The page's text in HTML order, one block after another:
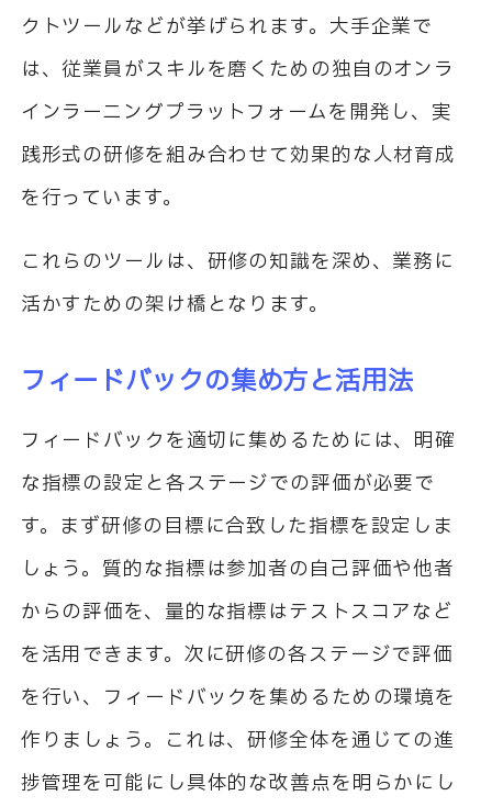
クトツールなどが挙げられます。大手企業で
は、従業員がスキルを磨くための独自のオンラ
インラーニングプラットフォームを開発し、実
践形式の研修を組み合わせて効果的な人材育成
を行っています。
これらのツールは、研修の知識を深め、業務に
活かすための架け橋となります。
フィードバックの集め方と活用法
フィードバックを適切に集めるためには、明確
な指標の設定と各ステージでの評価が必要で
す。まず研修の目標に合致した指標を設定しま
しょう。質的な指標は参加者の自己評価や他者
からの評価を、量的な指標はテストスコアなど
を活用できます。次に研修の各ステージで評価
を行い、フィードバックを集めるための環境を
作りましょう。これは、研修全体を通じての進
捗管理を可能にし具体的な改善点を明らかにし